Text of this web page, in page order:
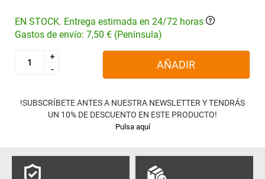
EN STOCK. Entrega estimada en 24/72 horas
Gastos de envío: 7,50 € (Península)
+
-
+
-
AÑADIR
!SUBSCRÍBETE ANTES A NUESTRA NEWSLETTER Y TENDRÁS
UN 10% DE DESCUENTO EN ESTE PRODUCTO!
Pulsa aquí